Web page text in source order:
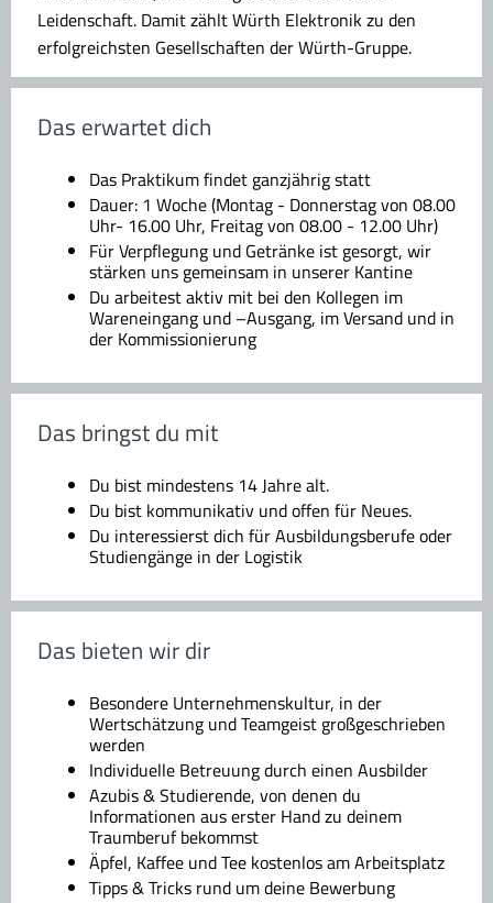
Leidenschaft. Damit zählt Würth Elektronik zu den
erfolgreichsten Gesellschaften der Würth-Gruppe.
Das erwartet dich
Das Praktikum findet ganzjährig statt
Dauer: 1 Woche (Montag - Donnerstag von 08.00
Uhr- 16.00 Uhr, Freitag von 08.00 - 12.00 Uhr)
Für Verpflegung und Getränke ist gesorgt, wir
stärken uns gemeinsam in unserer Kantine
Du arbeitest aktiv mit bei den Kollegen im
Wareneingang und –Ausgang, im Versand und in
der Kommissionierung
Das bringst du mit
Du bist mindestens 14 Jahre alt.
Du bist kommunikativ und offen für Neues.
Du interessierst dich für Ausbildungsberufe oder
Studiengänge in der Logistik
Das bieten wir dir
Besondere Unternehmenskultur, in der
Wertschätzung und Teamgeist großgeschrieben
werden
Individuelle Betreuung durch einen Ausbilder
Azubis & Studierende, von denen du
Informationen aus erster Hand zu deinem
Traumberuf bekommst
Äpfel, Kaffee und Tee kostenlos am Arbeitsplatz
Tipps & Tricks rund um deine Bewerbung